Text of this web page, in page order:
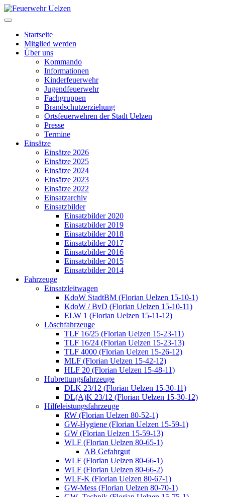
Startseite
Mitglied werden
Über uns
Kommando
Informationen
Kinderfeuerwehr
Jugendfeuerwehr
Fachgruppen
Brandschutzerziehung
Ortsfeuerwehren der Stadt Uelzen
Presse
Termine
Einsätze
Einsätze 2026
Einsätze 2025
Einsätze 2024
Einsätze 2023
Einsätze 2022
Einsatzarchiv
Einsatzbilder
Einsatzbilder 2020
Einsatzbilder 2019
Einsatzbilder 2018
Einsatzbilder 2017
Einsatzbilder 2016
Einsatzbilder 2015
Einsatzbilder 2014
Fahrzeuge
Einsatzleitwagen
KdoW StadtBM (Florian Uelzen 15-10-1)
KdoW / BvD (Florian Uelzen 15-10-11)
ELW 1 (Florian Uelzen 15-11-12)
Löschfahrzeuge
TLF 16/25 (Florian Uelzen 15-23-11)
TLF 16/24 (Florian Uelzen 15-23-13)
TLF 4000 (Florian Uelzen 15-26-12)
MLF (Florian Uelzen 15-42-12)
HLF 20 (Florian Uelzen 15-48-11)
Hubrettungsfahrzeuge
DLK 23/12 (Florian Uelzen 15-30-11)
DL(A)K 23/12 (Florian Uelzen 15-30-12)
Hilfeleistungsfahrzeuge
RW (Florian Uelzen 80-52-1)
GW-Hygiene (Florian Uelzen 15-59-1)
GW (Florian Uelzen 15-59-13)
WLF (Florian Uelzen 80-65-1)
AB Gefahrgut
WLF (Florian Uelzen 80-66-1)
WLF (Florian Uelzen 80-66-2)
WLF-K (Florian Uelzen 80-67-1)
GW-Mess (Florian Uelzen 80-70-1)